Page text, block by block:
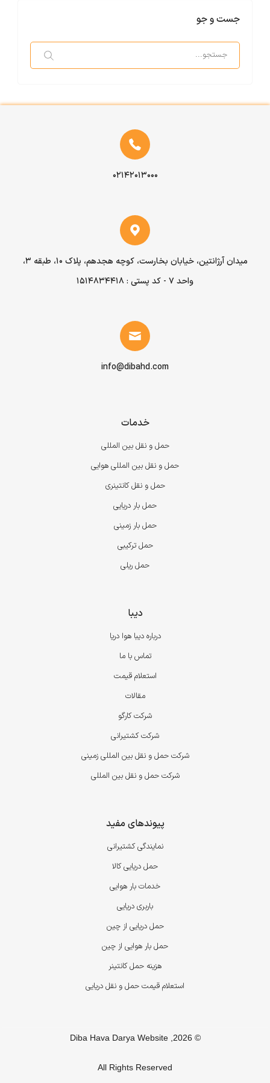
واردات یا ارسال اثاث منزل کمک می‌کند.
جست و جو
۰۲۱۴۲۰۱۳۰۰۰
میدان آرژانتین، خیابان بخارست، کوچه هجدهم، پلاک ۱۰، طبقه ۳،
واحد ۷ - کد پستی : 1514834418
info@dibahd.com
خدمات
حمل و نقل بین المللی
حمل و نقل بین المللی هوایی
حمل و نقل کانتینری
حمل بار دریایی
حمل بار زمینی
حمل ترکیبی
حمل ریلی
دیبا
درباره دیبا هوا دریا
تماس با ما
استعلام قیمت
مقالات
شرکت کارگو
شرکت کشتیرانی
شرکت حمل و نقل بین المللی زمینی
شرکت حمل و نقل بین المللی
پیوندهای مفید
نمایندگی کشتیرانی
حمل دریایی کالا
خدمات بار هوایی
باربری دریایی
حمل دریایی از چین
حمل بار هوایی از چین
هزینه حمل کانتینر
استعلام قیمت حمل و نقل دریایی
© 2026, Diba Hava Darya Website
All Rights Reserved